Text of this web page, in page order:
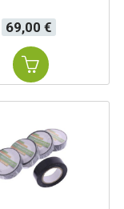
Precio
69,00 €